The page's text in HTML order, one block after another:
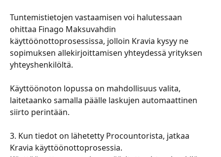
Tuntemistietojen vastaamisen voi halutessaan
ohittaa Finago Maksuvahdin
käyttöönottoprosessissa, jolloin Kravia kysyy ne
sopimuksen allekirjoittamisen yhteydessä yrityksen
yhteyshenkilöltä.
Käyttöönoton lopussa on mahdollisuus valita,
laitetaanko samalla päälle laskujen automaattinen
siirto perintään.
3. Kun tiedot on lähetetty Procountorista, jatkaa
Kravia käyttöönottoprosessia.